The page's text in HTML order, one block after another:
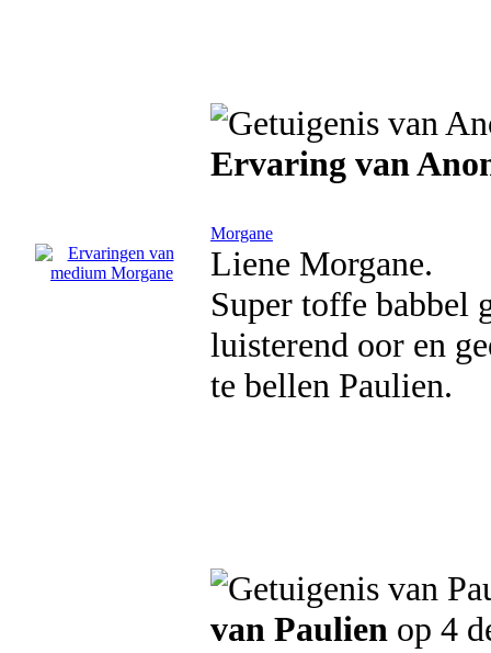
Ervaring van
Morgane
Liene Morgane.
Super toffe babbel
luisterend oor en
te bellen Paulien.
van Paulien op 4